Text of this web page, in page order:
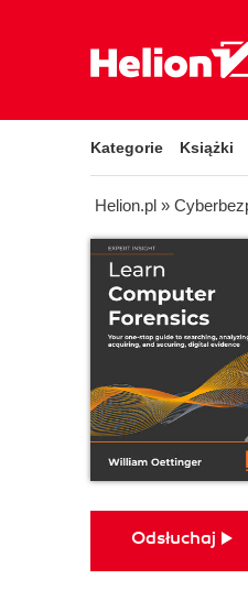
Kategorie Książki
Helion.pl »
Odsłuchaj